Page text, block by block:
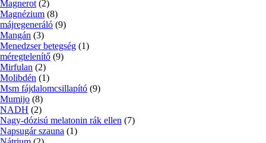
Magnerot (2)
Magnézium (8)
májregeneráló (9)
Mangán (3)
Menedzser betegség (1)
méregtelenítő (9)
Mirfulan (2)
Molibdén (1)
Msm fájdalomcsillapító (9)
Mumijo (8)
NADH (2)
Nagy-dózisú melatonin rák ellen (7)
Napsugár szauna (1)